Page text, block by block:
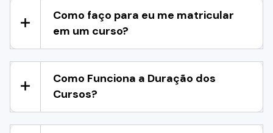
Como faço para eu me matricular
em um curso?
Como Funciona a Duração dos
Cursos?